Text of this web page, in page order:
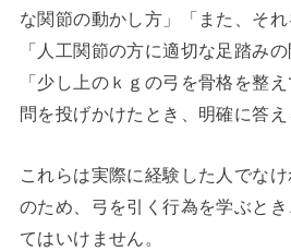
な関節の動かし方」「また、それ
「人工関節の方に適切な足踏み
「少し上のｋｇの弓を骨格を整
問を投げかけたとき、明確に答え
これらは実際に経験した人でな
のため、弓を引く行為を学ぶと
てはいけません。